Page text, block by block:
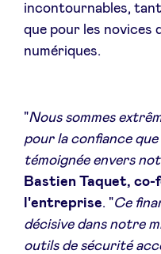
incontournables,
que pour les novices
numériques.
"Nous sommes
pour la confiance
témoignée envers
Bastien Taquet,
l'entreprise. "Ce
décisive dans notre
outils de sécurité